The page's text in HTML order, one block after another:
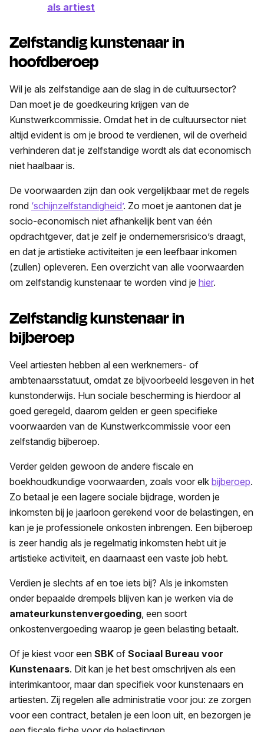
als artiest
Zelfstandig kunstenaar in
hoofdberoep
Wil je als zelfstandige aan de slag in de cultuursector?
Dan moet je de goedkeuring krijgen van de
Kunstwerkcommissie. Omdat het in de cultuursector niet
altijd evident is om je brood te verdienen, wil de overheid
verhinderen dat je zelfstandige wordt als dat economisch
niet haalbaar is.
De voorwaarden zijn dan ook vergelijkbaar met de regels
rond ‘schijnzelfstandigheid’. Zo moet je aantonen dat je
socio-economisch niet afhankelijk bent van één
opdrachtgever, dat je zelf je ondernemersrisico’s draagt,
en dat je artistieke activiteiten je een leefbaar inkomen
(zullen) opleveren. Een overzicht van alle voorwaarden
om zelfstandig kunstenaar te worden vind je hier.
Zelfstandig kunstenaar in
bijberoep
Veel artiesten hebben al een werknemers- of
ambtenaarsstatuut, omdat ze bijvoorbeeld lesgeven in het
kunstonderwijs. Hun sociale bescherming is hierdoor al
goed geregeld, daarom gelden er geen specifieke
voorwaarden van de Kunstwerkcommissie voor een
zelfstandig bijberoep.
Verder gelden gewoon de andere fiscale en
boekhoudkundige voorwaarden, zoals voor elk bijberoep.
Zo betaal je een lagere sociale bijdrage, worden je
inkomsten bij je jaarloon gerekend voor de belastingen, en
kan je je professionele onkosten inbrengen. Een bijberoep
is zeer handig als je regelmatig inkomsten hebt uit je
artistieke activiteit, en daarnaast een vaste job hebt.
Verdien je slechts af en toe iets bij? Als je inkomsten
onder bepaalde drempels blijven kan je werken via de
amateurkunstenvergoeding , een soort
onkostenvergoeding waarop je geen belasting betaalt.
Of je kiest voor een SBK of Sociaal Bureau voor
Kunstenaars. Dit kan je het best omschrijven als een
interimkantoor, maar dan specifiek voor kunstenaars en
artiesten. Zij regelen alle administratie voor jou: ze zorgen
voor een contract, betalen je een loon uit, en bezorgen je